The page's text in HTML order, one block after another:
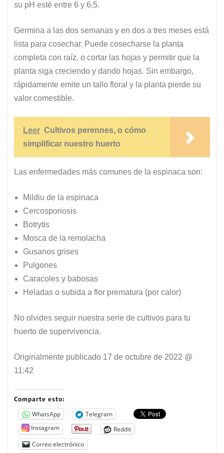
su pH esté entre 6 y 6,5.
Germina a las dos semanas y en dos a tres meses está
lista para cosechar. Puede cosecharse la planta
completa con raíz, o cortar las hojas y permitir que la
planta siga creciendo y dando hojas. Sin embargo,
rápidamente emite un tallo floral y la planta pierde su
valor comestible.
Leer Cultivos perennes, o cómo
simplificar nuestro huerto
Las enfermedades más comunes de la espinaca son:
Mildiu de la espinaca
Cercosporiosis
Botrytis
Mosca de la remolacha
Gusanos grises
Pulgones
Caracoles y babosas
Heladas o subida a flor prematura (por calor)
No olvides seguir nuestra serie de cultivos para tu
huerto de supervivencia.
Originalmente publicado 17 de octubre de 2022 @
11:42
Comparte esto:
WhatsApp
Telegram
Instagram
Reddit
Correo electrónico